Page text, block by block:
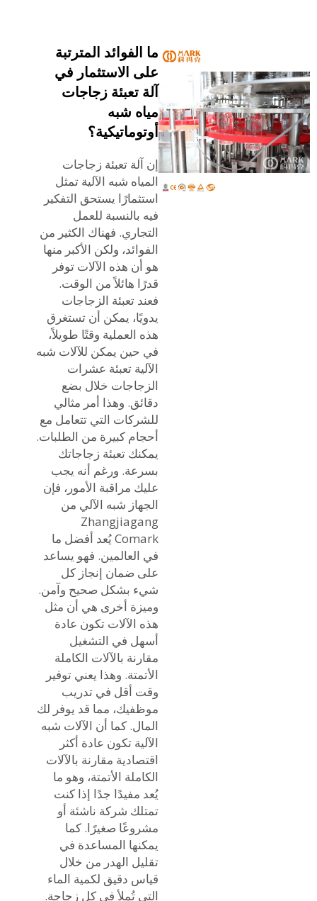
ما الفوائد المترتبة
على الاستثمار في
آلة تعبئة زجاجات
مياه شبه
أوتوماتيكية؟
إن آلة تعبئة زجاجات
المياه شبه الآلية تمثل
استثمارًا يستحق التفكير
فيه بالنسبة للعمل
التجاري. فهناك الكثير من
الفوائد، ولكن الأكبر منها
هو أن هذه الآلات توفر
قدرًا هائلاً من الوقت.
فعند تعبئة الزجاجات
يدويًا، يمكن أن تستغرق
هذه العملية وقتًا طويلاً،
في حين يمكن للآلات شبه
الآلية تعبئة عشرات
الزجاجات خلال بضع
دقائق. وهذا أمر مثالي
للشركات التي تتعامل مع
أحجام كبيرة من الطلبات.
يمكنك تعبئة زجاجاتك
بسرعة. ورغم أنه يجب
عليك مراقبة الأمور، فإن
الجهاز شبه الآلي من
Zhangjiagang
Comark يُعد أفضل ما
في العالمين. فهو يساعد
على ضمان إنجاز كل
شيء بشكل صحيح وآمن.
وميزة أخرى هي أن مثل
هذه الآلات تكون عادة
أسهل في التشغيل
مقارنة بالآلات الكاملة
الأتمتة. وهذا يعني توفير
وقت أقل في تدريب
موظفيك، مما قد يوفر لك
المال. كما أن الآلات شبه
الآلية تكون عادة أكثر
اقتصادية مقارنة بالآلات
الكاملة الأتمتة، وهو ما
يُعد مفيدًا جدًا إذا كنت
تمتلك شركة ناشئة أو
مشروعًا صغيرًا. كما
يمكنها المساعدة في
تقليل الهدر من خلال
قياس دقيق لكمية الماء
التي تُملأ في كل زجاجة.